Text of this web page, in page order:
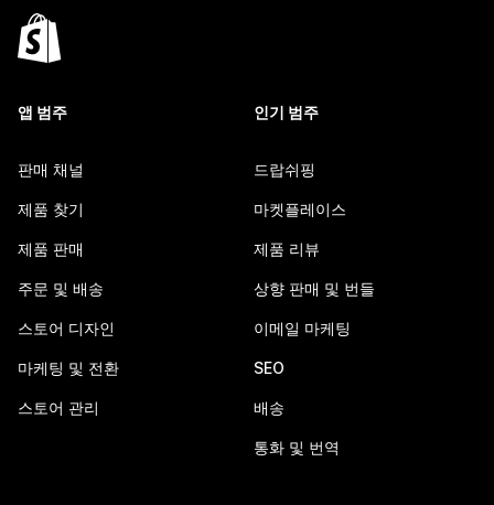
앱 범주
판매 채널
제품 찾기
제품 판매
주문 및 배송
스토어 디자인
마케팅 및 전환
스토어 관리
인기 범주
드랍쉬핑
마켓플레이스
제품 리뷰
상향 판매 및 번들
이메일 마케팅
SEO
배송
통화 및 번역